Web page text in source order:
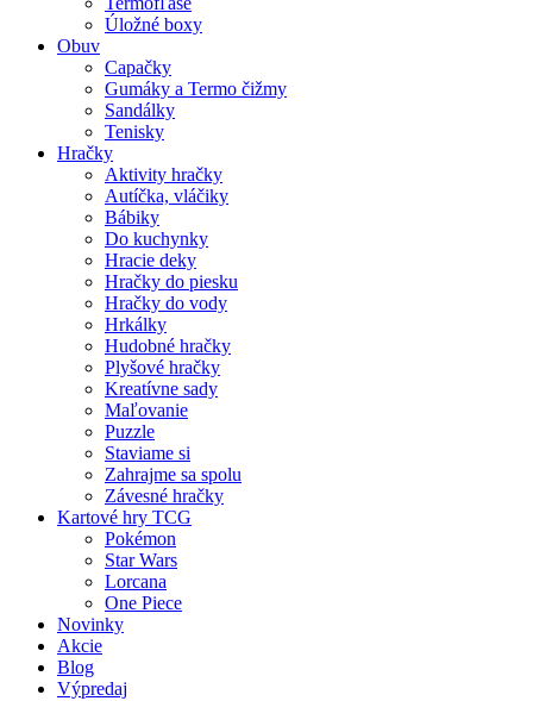
Úložné boxy
Obuv
Capačky
Gumáky a Termo čižmy
Sandálky
Tenisky
Hračky
Aktivity hračky
Autíčka, vláčiky
Bábiky
Do kuchynky
Hracie deky
Hračky do piesku
Hračky do vody
Hrkálky
Hudobné hračky
Plyšové hračky
Kreatívne sady
Maľovanie
Puzzle
Staviame si
Zahrajme sa spolu
Závesné hračky
Kartové hry TCG
Pokémon
Star Wars
Lorcana
One Piece
Novinky
Akcie
Blog
Výpredaj